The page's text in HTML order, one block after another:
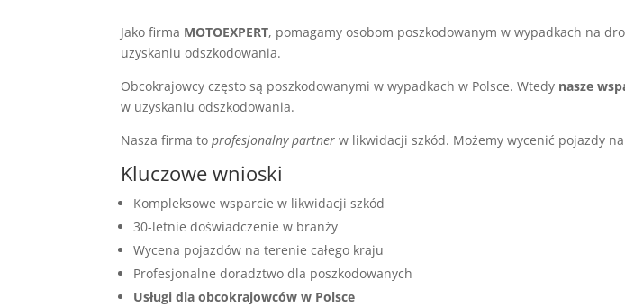
Jako firma MOTOEXPERT, pomagamy osobom poszkodowanym w wypadkach na
uzyskaniu odszkodowania.
Obcokrajowcy często są poszkodowanymi w wypadkach w Polsce. Wtedy nasze
w uzyskaniu odszkodowania.
Nasza firma toprofesjonalny partner w likwidacji szkód. Możemy wycenić pojazdy
Kluczowe wnioski
Kompleksowe wsparcie w likwidacji szkód
30-letnie doświadczenie w branży
Wycena pojazdów na terenie całego kraju
Profesjonalne doradztwo dla poszkodowanych
Usługi dla obcokrajowców w Polsce